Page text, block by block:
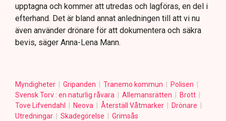
upptagna och kommer att utredas och lagföras, en del i
efterhand. Det är bland annat anledningen till att vi nu
även använder drönare för att dokumentera och säkra
bevis, säger Anna-Lena Mann.
Myndigheter Gripanden Tranemo kommun
Polisen
Svensk Torv : en naturlig råvara
Allemansrätten
Brott
Tove Lifvendahl
Neova Återställ Våtmarker
Drönare
Utredningar
Skadegörelse Grimsås